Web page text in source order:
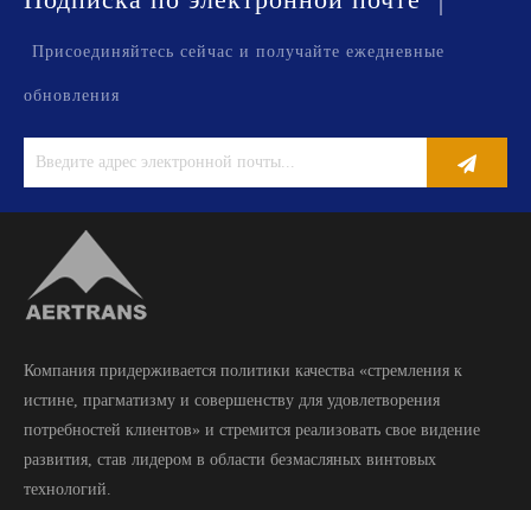
Присоединяйтесь сейчас и получайте ежедневные
обновления
Компания придерживается политики качества «стремления к
истине, прагматизму и совершенству для удовлетворения
потребностей клиентов» и стремится реализовать свое видение
развития, став лидером в области безмасляных винтовых
технологий.